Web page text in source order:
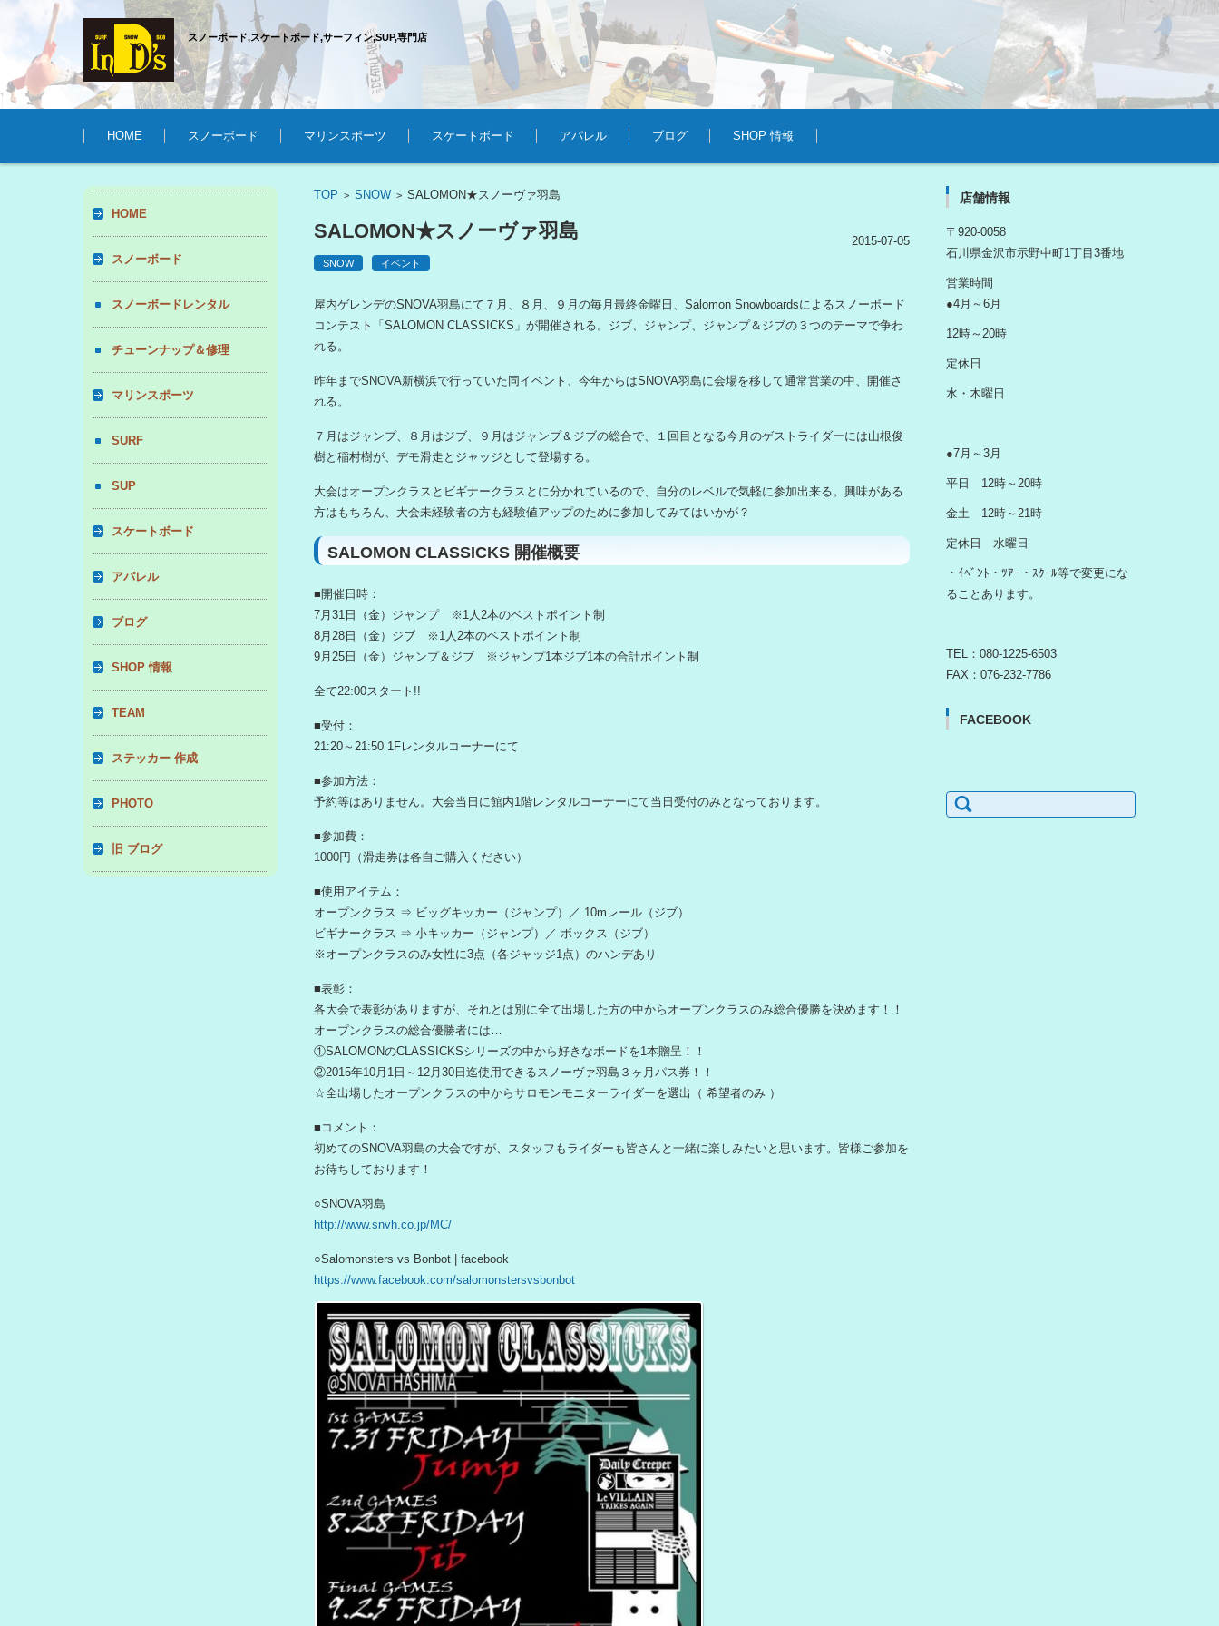
スノーボード,スケートボード,サーフィン,SUP,専門店
コンテンツに移動
HOME
スノーボード マリンスポーツ スケートボード アパレル ブログ SHOP 情報
TOP >SNOW >SALOMON★スノーヴァ羽島
SALOMON★スノーヴァ羽島 2015-07-05
SNOW イベント
屋内ゲレンデのSNOVA羽島にて７月、８月、９月の毎月最終金曜日、Salomon Snowboardsによるスノーボード
コンテスト「SALOMON CLASSICKS」が開催される。ジブ、ジャンプ、ジャンプ＆ジブの３つのテーマで争わ
れる。
昨年までSNOVA新横浜で行っていた同イベント、今年からはSNOVA羽島に会場を移して通常営業の中、開催さ
れる。
７月はジャンプ、８月はジブ、９月はジャンプ＆ジブの総合で、１回目となる今月のゲストライダーには山根俊
樹と稲村樹が、デモ滑走とジャッジとして登場する。
大会はオープンクラスとビギナークラスとに分かれているので、自分のレベルで気軽に参加出来る。興味がある
方はもちろん、大会未経験者の方も経験値アップのために参加してみてはいかが？
SALOMON CLASSICKS 開催概要
■開催日時：
7月31日（金）ジャンプ ※1人2本のベストポイント制
8月28日（金）ジブ ※1人2本のベストポイント制
9月25日（金）ジャンプ＆ジブ ※ジャンプ1本ジブ1本の合計ポイント制
全て22:00スタート!!
■受付：
21:20～21:50 1Fレンタルコーナーにて
■参加方法：
予約等はありません。大会当日に館内1階レンタルコーナーにて当日受付のみとなっております。
■参加費：
1000円（滑走券は各自ご購入ください）
■使用アイテム：
オープンクラス ⇒ ビッグキッカー（ジャンプ）／ 10mレール（ジブ）
ビギナークラス ⇒ 小キッカー（ジャンプ）／ ボックス（ジブ）
※オープンクラスのみ女性に3点（各ジャッジ1点）のハンデあり
■表彰：
各大会で表彰がありますが、それとは別に全て出場した方の中からオープンクラスのみ総合優勝を決めます！！
オープンクラスの総合優勝者には…
①SALOMONのCLASSICKSシリーズの中から好きなボードを1本贈呈！！
②2015年10月1日～12月30日迄使用できるスノーヴァ羽島３ヶ月パス券！！
☆全出場したオープンクラスの中からサロモンモニターライダーを選出（ 希望者のみ ）
■コメント：
初めてのSNOVA羽島の大会ですが、スタッフもライダーも皆さんと一緒に楽しみたいと思います。皆様ご参加を
お待ちしております！
○SNOVA羽島
http://www.snvh.co.jp/MC/
○Salomonsters vs Bonbot | facebook
https://www.facebook.com/salomonstersvsbonbot
HOME
スノーボード
スノーボードレンタル
チューンナップ＆修理
マリンスポーツ
SURF
SUP
スケートボード
アパレル
ブログ
SHOP 情報
TEAM
ステッカー 作成
PHOTO
旧 ブログ
店舗情報
〒920-0058
石川県金沢市示野中町1丁目3番地
営業時間
●4月～6月
12時～20時
定休日
水・木曜日
●7月～3月
平日 12時～20時
金土 12時～21時
定休日 水曜日
・ｲﾍﾞﾝﾄ・ﾂｱｰ・ｽｸｰﾙ等で変更にな
ることあります。
TEL：080-1225-6503
FAX：076-232-7786
FACEBOOK
検
索: